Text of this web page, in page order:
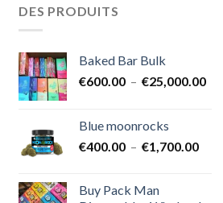
DES PRODUITS
Baked Bar Bulk
€600.00 – €25,000.00
Blue moonrocks
€400.00 – €1,700.00Plage
Buy Pack Man